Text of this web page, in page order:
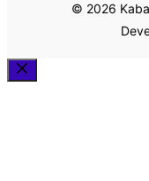
© 2026
Close